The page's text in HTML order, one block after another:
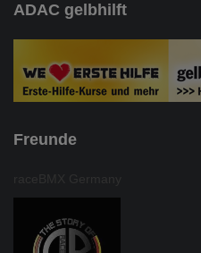
ADAC gelbhilft
Freunde